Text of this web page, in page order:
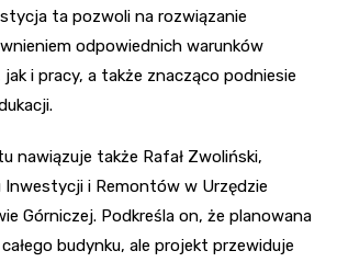
ta pozwoli na rozwiązanie
odpowiednich warunków
i pracy, a także znacząco podniesie
nawiązuje także Rafał Zwoliński,
Inwestycji i Remontów w Urzędzie
Górniczej. Podkreśla on, że planowana
budynku, ale projekt przewiduje